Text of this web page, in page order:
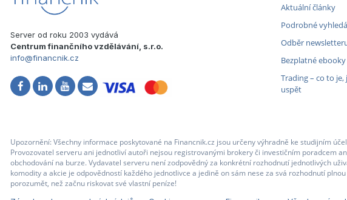
Server od roku 2003 vydává
Centrum finančního vzdělávání, s.r.o.
info@financnik.cz
Aktuální články
Podrobné
Odběr
Bezplatné ebooky
Trading – co to je,
uspět
Upozornění: Všechny informace poskytované na Financnik.cz jsou určeny výhradně ke studijním
Provozovatel serveru ani jednotliví autoři nejsou registrovanými brokery či investičním poradcem
obchodování na burze. Vydavatel serveru není zodpovědný za konkrétní rozhodnutí jednotlivých
komodity a akcie je odpovědností každého jednotlivce a jedině on sám nese za svá rozhodnutí
porozumět, než začnu riskovat své vlastní peníze!